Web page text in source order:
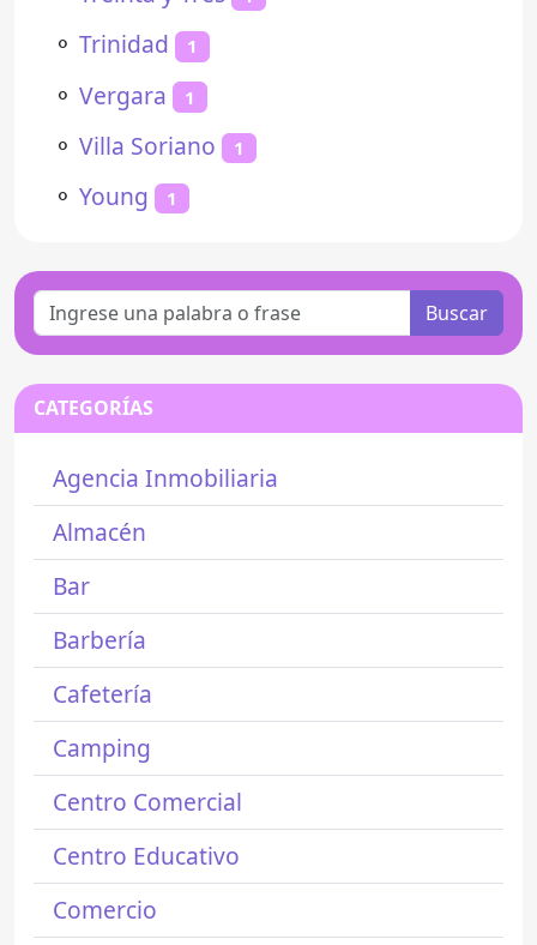
⚬ Trinidad 1
⚬ Vergara 1
⚬ Villa Soriano 1
⚬ Young 1
Buscar
CATEGORÍAS
Agencia Inmobiliaria
Almacén
Bar
Barbería
Cafetería
Camping
Centro Comercial
Centro Educativo
Comercio